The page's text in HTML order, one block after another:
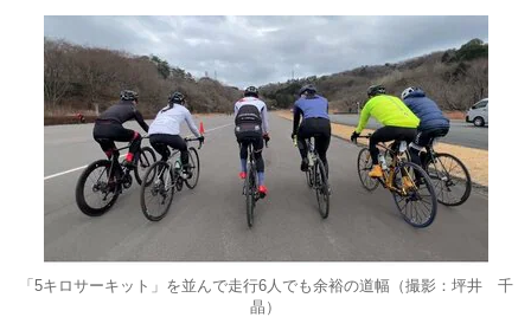
「5キロサーキット」を並んで走行6人でも余裕の道幅（撮影：坪井 千
晶）